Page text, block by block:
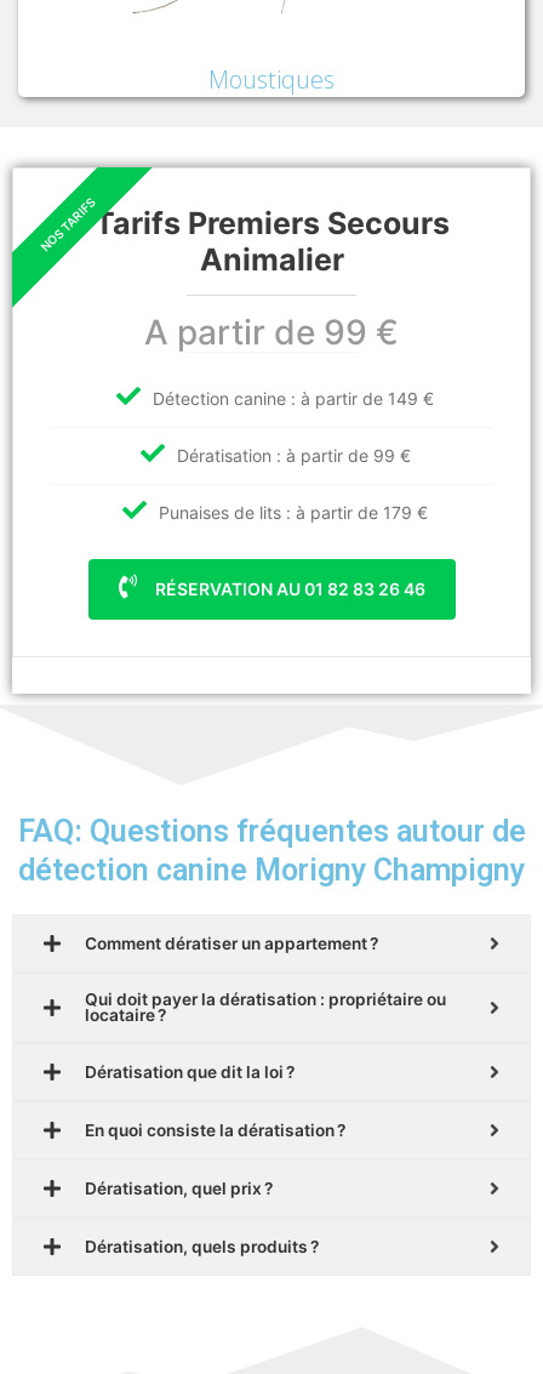
Moustiques
Tarifs Premiers Secours
Animalier
A partir de 99 €
Détection canine : à partir de 149 €
Dératisation : à partir de 99 €
Punaises de lits : à partir de 179 €
RÉSERVATION AU 01 82 83 26 46
FAQ: Questions fréquentes autour de
détection canine Morigny Champigny
Comment dératiser un appartement ?
Qui doit payer la dératisation : propriétaire ou
locataire ?
Dératisation que dit la loi ?
En quoi consiste la dératisation ?
Dératisation, quel prix ?
Dératisation, quels produits ?